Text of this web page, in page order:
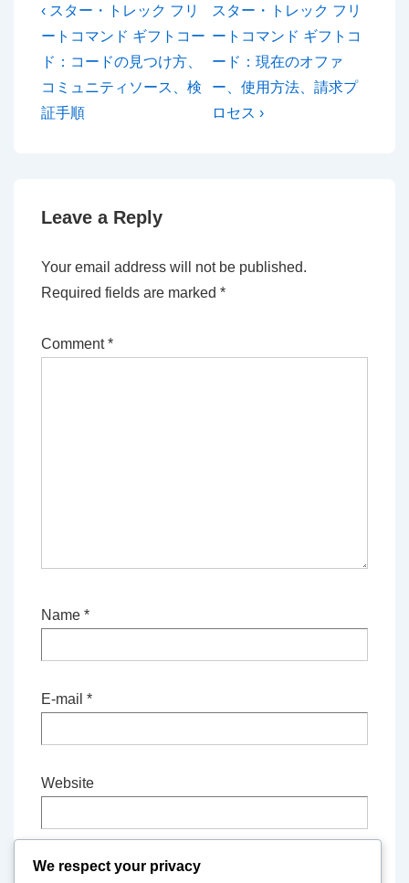
Post
navigation
Previous
Post
is
‹ スター・トレック フリ
ートコマンド ギフトコー
ド：コードの見つけ方、
コミュニティソース、検
証手順
Next
Post
is
スター・トレック フリ
ートコマンド ギフトコ
ード：現在のオファ
ー、使用方法、請求プ
ロセス ›
Leave a Reply
Your email address will not be published.
Required fields are marked *
Comment*
Name *
E-mail *
Website
Save my name, email, and website in this
We respect your privacy